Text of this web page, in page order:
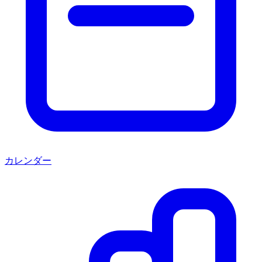
カレンダー